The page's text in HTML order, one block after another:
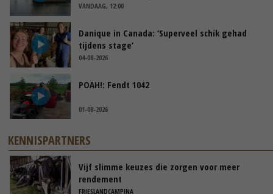
VANDAAG, 12:00
Danique in Canada: ‘Superveel schik gehad
tijdens stage’
04-08-2026
POAH!: Fendt 1042
01-08-2026
KENNISPARTNERS
Vijf slimme keuzes die zorgen voor meer
rendement
FRIESLANDCAMPINA